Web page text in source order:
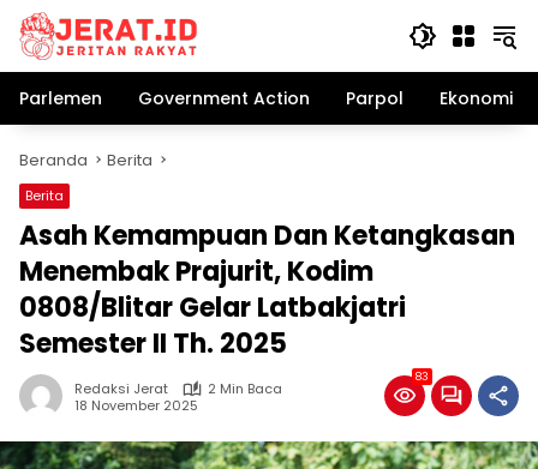
Langsung
konten
Parlemen
Government Action Parpol Ekonomi
Beranda Berita
Berita
Asah Kemampuan Dan Ketangkasan
Menembak Prajurit, Kodim
0808/Blitar Gelar Latbakjatri
Semester II Th. 2025
Redaksi Jerat
2 Min Baca
18 November 2025
83